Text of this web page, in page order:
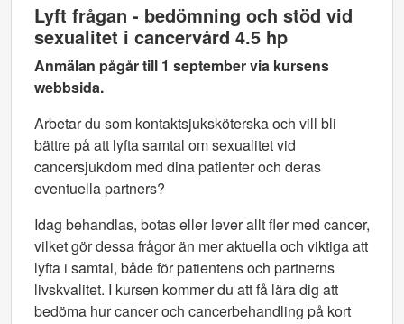
Lyft frågan - bedömning och stöd vid
sexualitet i cancervård 4.5 hp
Anmälan pågår till 1 september via kursens
webbsida.
Arbetar du som kontaktsjuksköterska och vill bli
bättre på att lyfta samtal om sexualitet vid
cancersjukdom med dina patienter och deras
eventuella partners?
Idag behandlas, botas eller lever allt fler med cancer,
vilket gör dessa frågor än mer aktuella och viktiga att
lyfta i samtal, både för patientens och partnerns
livskvalitet. I kursen kommer du att få lära dig att
bedöma hur cancer och cancerbehandling på kort